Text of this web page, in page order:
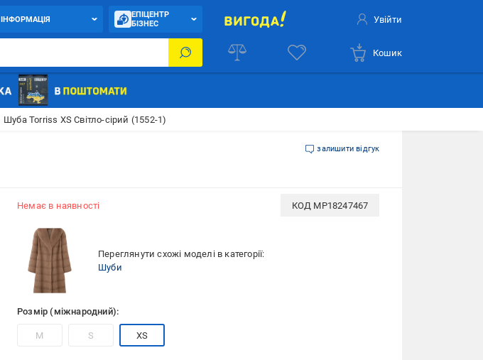
ІНФОРМАЦІЯ
ЕПІЦЕНТР
БІЗНЕС
Увійти
Кошик
Шуба Torriss XS Світло-сірий (1552-1)
залишити відгук
Немає в наявності КОД MP18247467
Переглянути схожі моделі в категорії:
Шуби
Розмір (міжнародний):
M S XS